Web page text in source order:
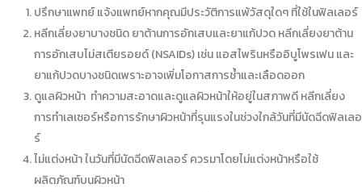
ปรึกษาแพทย์ แจ้งแพทย์หากคุณมีประวัติการแพ้วัสดุใดๆ ที่ใช้ในฟิลเลอร์
หลีกเลี่ยงยาบางชนิด ยาต้านการอักเสบและยาแก้ปวด หลีกเลี่ยงยาต้าน
การอักเสบไม่สเตียรอยด์ (NSAIDs) เช่น แอสไพรินหรืออิบูโพรเฟน และ
ยาแก้ปวดบางชนิดเพราะอาจเพิ่มโอกาสการช้ำและเลือดออก
ดูแลผิวหน้า ทำความสะอาดและดูแลผิวหน้าให้อยู่ในสภาพดี หลีกเลี่ยง
การทำเลเซอร์หรือการรักษาผิวหน้าที่รุนแรงในช่วงใกล้วันที่มีนัดฉีดฟิลเลอ
ร์
ไม่แต่งหน้า ในวันที่มีนัดฉีดฟิลเลอร์ ควรมาโดยไม่แต่งหน้าหรือใช้
ผลิตภัณฑ์บนผิวหน้า